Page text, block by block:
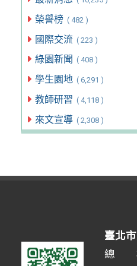
榮譽榜 ( 482 )
國際交流 ( 223 )
綠園新聞 ( 408 )
學生園地 ( 6,291 )
教師研習 ( 4,118 )
來文宣導 ( 2,308 )
臺北
總 機